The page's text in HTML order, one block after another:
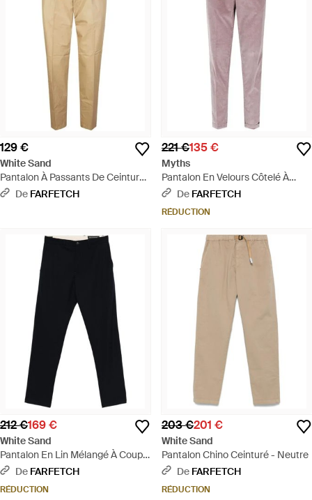
129 €
White Sand
Pantalon À Passants De Ceinture
- Neutre
De FARFETCH
221 €135 €
Myths
Pantalon En Velours Côtelé À
Coupe Courte - Violet
De FARFETCH
RÉDUCTION
212 €169 €
White Sand
Pantalon En Lin Mélangé À Coupe
Droite - Noir
De FARFETCH
RÉDUCTION
203 €201 €
White Sand
Pantalon Chino Ceinturé - Neutre
De FARFETCH
RÉDUCTION